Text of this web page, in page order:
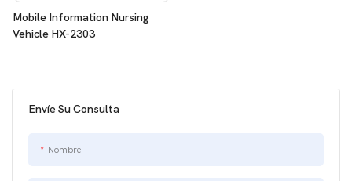
Envíe Su Consulta
Nombre
Mobile Information Nursing
Vehicle HX-2303